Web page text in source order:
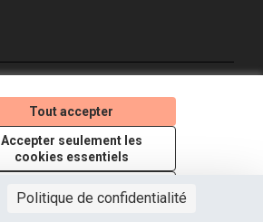
Politique de confidentialité
Tout accepter
Accepter seulement les
cookies essentiels
(Lien externe)
(Lien externe)
(Lien externe)
Licence Creative
(Lien externe)